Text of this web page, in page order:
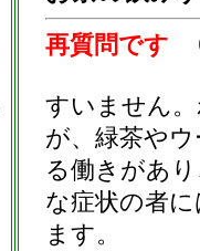
再質問です
すいません
が、緑茶や
る働きがあ
な症状の者
ます。